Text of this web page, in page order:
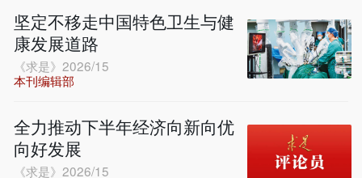
坚定不移走中国特色卫生与健
康发展道路
《求是》2026/15
本刊编辑部
全力推动下半年经济向新向优
向好发展
《求是》2026/15